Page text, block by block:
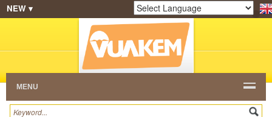
SHOP HẠT CAFE
NHÀ HÀNG
CATALOG VIDEO HỎI ĐÁP
NEW ▾
Powered by Translate
MENU